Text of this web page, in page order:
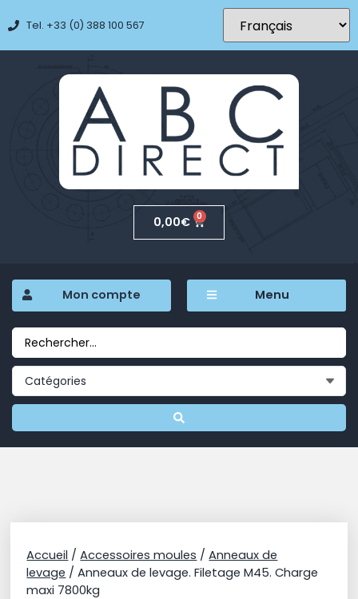
Tel. +33 (0) 388 100 567
0,00€ 0
Mon compte Menu
Accueil /Accessoires moules /Anneaux de
levage / Anneaux de levage. Filetage M45. Charge
maxi 7800kg